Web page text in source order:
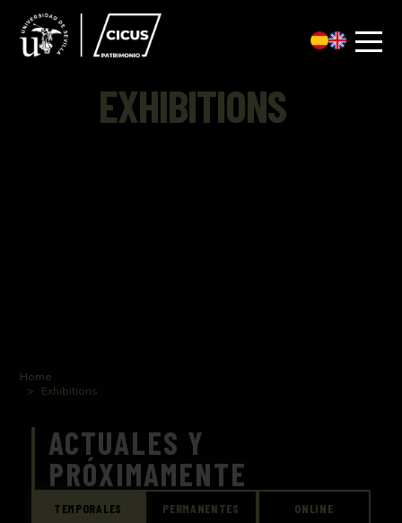
EXHIBITIONS
Home
Exhibitions
ACTUALES Y
PRÓXIMAMENTE
TEMPORALES PERMANENTES ONLINE